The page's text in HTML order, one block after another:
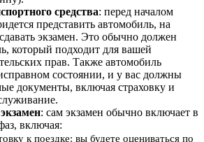
средства: перед началом
представить автомобиль, на
экзамен. Это обычно должен
который подходит для вашей
прав. Также автомобиль
состоянии, и у вас должны
документы, включая страховку и
: сам экзамен обычно включает в
включая:
к поездке: вы будете оцениваться по